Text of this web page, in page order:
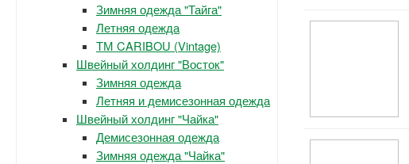
Зимняя одежда "Тайга"
Летняя одежда
ТМ CARIBOU (Vintage)
Швейный холдинг "Восток"
Зимняя одежда
Летняя и демисезонная одежда
Швейный холдинг "Чайка"
Демисезонная одежда
Зимняя одежда "Чайка"